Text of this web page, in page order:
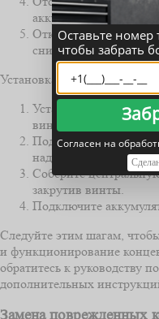
аккуратно нажав на
Открутите
снимите его с места
Установка нового
Установите новый
винтами.
Подключите
надежном
Соберите
закрутив винты.
Подключите
Следуйте этим шагам,
и функционирование
обратитесь к руководству
дополнительных
Замена поврежденных
Оставьте номер
чтобы забрать
Согласен на